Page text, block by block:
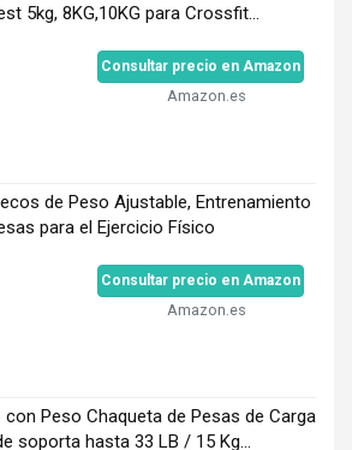
5kg, 8KG,10KG para Crossfit...
Consultar precio en Amazon
Amazon.es
de Peso Ajustable, Entrenamiento
para el Ejercicio Físico
Consultar precio en Amazon
Amazon.es
con Peso Chaqueta de Pesas de Carga
soporta hasta 33 LB / 15 Kg...